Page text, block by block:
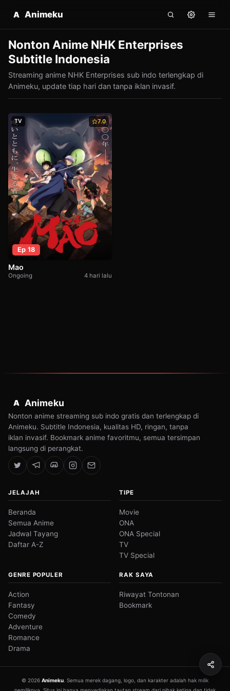
A Animeku
Nonton Anime NHK Enterprises
Subtitle Indonesia
Streaming anime NHK Enterprises sub indo terlengkap di
Animeku, update tiap hari dan tanpa iklan invasif.
TV 7.0
Ep 18
Mao
Ongoing 4 hari lalu
A Animeku
Nonton anime streaming sub indo gratis dan terlengkap di
Animeku. Subtitle Indonesia, kualitas HD, ringan, tanpa
iklan invasif. Bookmark anime favoritmu, semua tersimpan
langsung di perangkat.
JELAJAH
Beranda
Semua Anime
Jadwal Tayang
Daftar A-Z
TIPE
Movie
ONA
ONA Special
TV
TV Special
GENRE POPULER
Action
Fantasy
Comedy
Adventure
Romance
Drama
RAK SAYA
Riwayat Tontonan
Bookmark
© 2026 Animeku. Semua merek dagang, logo, dan karakter adalah hak milik